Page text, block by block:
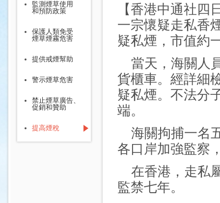
監測煙草使用
和預防政策
保護人類免受
煙草煙霧危害
提供戒煙幫助
警示煙草危害
禁止煙草廣告、
促銷和贊助
提高煙稅
【香港中通社
一宗懷疑走私香
疑私煙，市值約
當天，海關人
貨櫃車。經詳細
疑私煙。不法分
端。
海關拘捕一名
各口岸加強監察
在香港，走私
監禁七年。